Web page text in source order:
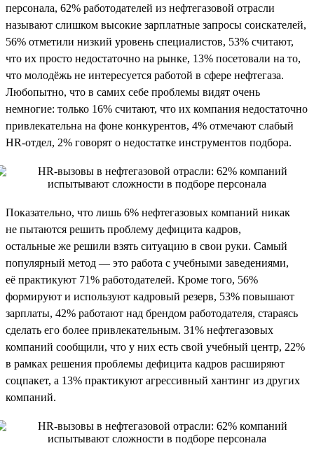
персонала, 62% работодателей из нефтегазовой отрасли
называют слишком высокие зарплатные запросы соискателей,
56% отметили низкий уровень специалистов, 53% считают,
что их просто недостаточно на рынке, 13% посетовали на то,
что молодёжь не интересуется работой в сфере нефтегаза.
Любопытно, что в самих себе проблемы видят очень
немногие: только 16% считают, что их компания недостаточно
привлекательна на фоне конкурентов, 4% отмечают слабый
HR-отдел, 2% говорят о недостатке инструментов подбора.
Показательно, что лишь 6% нефтегазовых компаний никак
не пытаются решить проблему дефицита кадров,
остальные же решили взять ситуацию в свои руки. Самый
популярный метод — это работа с учебными заведениями,
её практикуют 71% работодателей. Кроме того, 56%
формируют и используют кадровый резерв, 53% повышают
зарплаты, 42% работают над брендом работодателя, стараясь
сделать его более привлекательным. 31% нефтегазовых
компаний сообщили, что у них есть свой учебный центр, 22%
в рамках решения проблемы дефицита кадров расширяют
соцпакет, а 13% практикуют агрессивный хантинг из других
компаний.